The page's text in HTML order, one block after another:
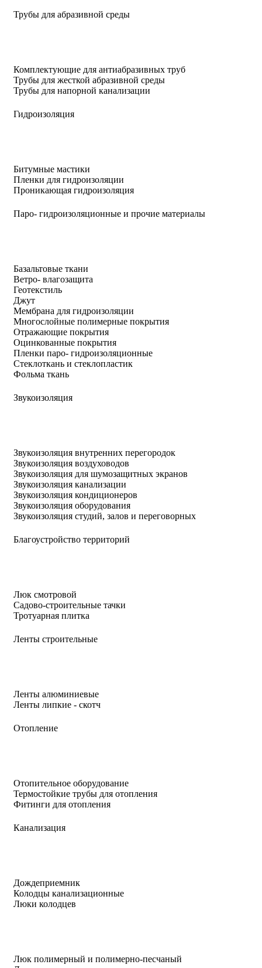
Трубы для абразивной среды
Комплектующие для антиабразивных труб
Трубы для жесткой абразивной среды
Трубы для напорной канализации
Гидроизоляция
Битумные мастики
Пленки для гидроизоляции
Проникающая гидроизоляция
Паро- гидроизоляционные и прочие материалы
Базальтовые ткани
Ветро- влагозащита
Геотекстиль
Джут
Мембрана для гидроизоляции
Многослойные полимерные покрытия
Отражающие покрытия
Оцинкованные покрытия
Пленки паро- гидроизоляционные
Стеклоткань и стеклопластик
Фольма ткань
Звукоизоляция
Звукоизоляция внутренних перегородок
Звукоизоляция воздуховодов
Звукоизоляция для шумозащитных экранов
Звукоизоляция канализации
Звукоизоляция кондиционеров
Звукоизоляция оборудования
Звукоизоляция студий, залов и переговорных
Благоустройство территорий
Люк смотровой
Садово-строительные тачки
Тротуарная плитка
Ленты строительные
Ленты алюминиевые
Ленты липкие - скотч
Отопление
Отопительное оборудование
Термостойкие трубы для отопления
Фитинги для отопления
Канализация
Дождеприемник
Колодцы канализационные
Люки колодцев
Люк полимерный и полимерно-песчаный